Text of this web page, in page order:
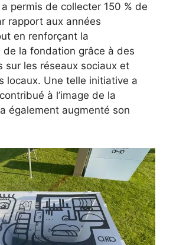
permis de collecter 150 % de
rapport aux années
en renforçant la
de la fondation grâce à des
sur les réseaux sociaux et
locaux. Une telle initiative a
à l’image de la
également augmenté son